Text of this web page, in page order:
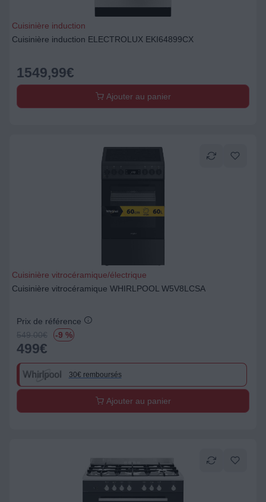
Cuisinière induction
Cuisinière induction ELECTROLUX EKI64899CX
1549,99€
Ajouter au panier
Cuisinière vitrocéramique/électrique
Cuisinière vitrocéramique WHIRLPOOL W5V8LCSA
Prix de référence
549.00€ -9 %
499€
30€ remboursés
Ajouter au panier